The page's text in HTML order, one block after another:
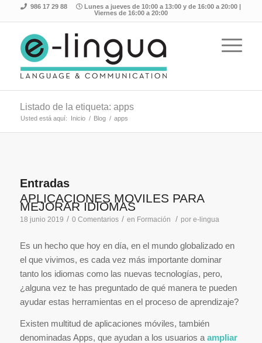
986 17 29 88
Lunes a jueves de 10:00 a 13:00 y de 16:00 a 20:00 |
Viernes de 16:00 a 20:00
Listado de la etiqueta: apps
Usted está aquí: Inicio / Blog / apps
Entradas
APLICACIONES MÓVILES PARA
MEJORAR IDIOMAS
18 junio 2019 / 0 Comentarios / en Formación / por e-lingua
Es un hecho que hoy en día, en el mundo globalizado en
el que vivimos, es cada vez más importante dominar
tanto los idiomas como las nuevas tecnologías, pero,
¿alguna vez te has preguntado de qué manera te pueden
ayudar estas herramientas en el proceso de aprendizaje?
Existen multitud de aplicaciones móviles, también
denominadas Apps, que ayudan a los usuarios a ampliar